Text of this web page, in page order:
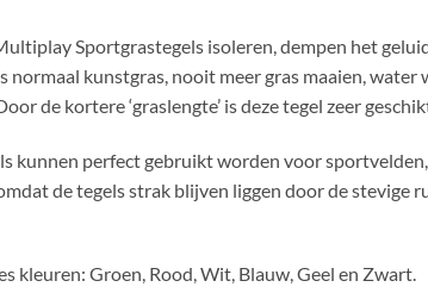
Sportgrastegels isoleren, dempen het
normaal kunstgras, nooit meer gras maaien,
de kortere ‘graslengte’ is deze tegel zeer
kunnen perfect gebruikt worden voor
omdat de tegels strak blijven liggen door de
kleuren: Groen, Rood, Wit, Blauw, Geel en Zwart.